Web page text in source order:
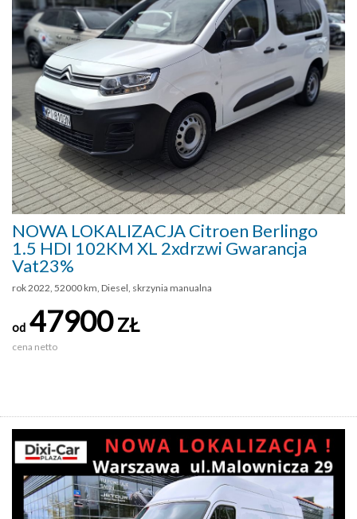
NOWA LOKALIZACJA Citroen Berlingo
1.5 HDI 102KM XL 2xdrzwi Gwarancja
Vat23%
rok 2022, 52000 km, Diesel, skrzynia manualna
od 47900ZŁ
cena netto